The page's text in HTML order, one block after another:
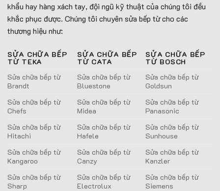
khẩu hay hàng xách tay, đội ngũ kỹ thuật của chúng tôi đều
khắc phục được. Chúng tôi chuyên sửa bếp từ cho các
thương hiệu như:
SỬA CHỮA BẾP
TỪ TEKA
SỬA CHỮA BẾP
TỪ CATA
SỬA CHỮA BẾP
TỪ BOSCH
Sửa chữa bếp từ
Brandt
Sửa chữa bếp từ
Bluestone
Sửa chữa bếp từ
Goldsun
Sửa chữa bếp từ
Chefs
Sửa chữa bếp từ
Midea
Sửa chữa bếp từ
Panasonic
Sửa chữa bếp từ
Hitachi
Sửa chữa bếp từ
Hafele
Sửa chữa bếp từ
Sunhouse
Sửa chữa bếp từ
Kangaroo
Sửa chữa bếp từ
Canzy
Sửa chữa bếp từ
Kanzler
Sửa chữa bếp từ
Sharp
Sửa chữa bếp từ
Electrolux
Sửa chữa bếp từ
Siemens